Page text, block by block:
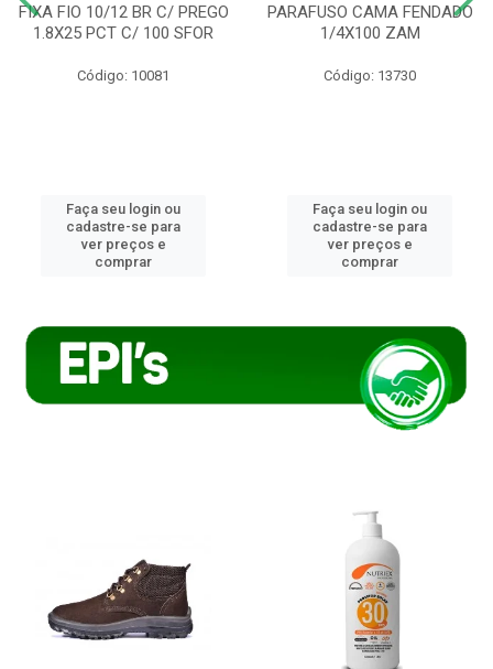
FIXA FIO 10/12 BR C/ PREGO
1.8X25 PCT C/ 100 SFOR
Código: 10081
Faça seu login ou
cadastre-se para
ver preços e
comprar
PARAFUSO CAMA FENDADO
1/4X100 ZAM
Código: 13730
Faça seu login ou
cadastre-se para
ver preços e
comprar